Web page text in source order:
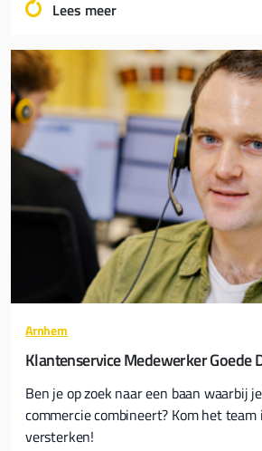
Lees meer
Arnhem
Klantenservice Medewerker Goede
Ben je op zoek naar een baan waarbij
commercie combineert? Kom het
versterken!